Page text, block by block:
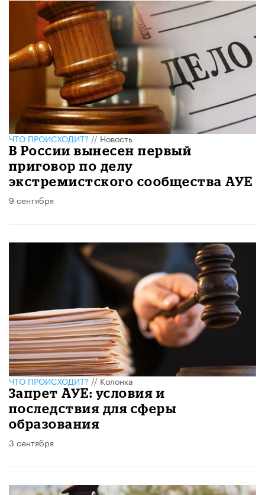
ЧТО ПРОИСХОДИТ?//Новость
В России вынесен первый
приговор по делу
экстремистского сообщества АУЕ
9 сентября
ЧТО ПРОИСХОДИТ?//Колонка
Запрет АУЕ: условия и
последствия для сферы
образования
3 сентября